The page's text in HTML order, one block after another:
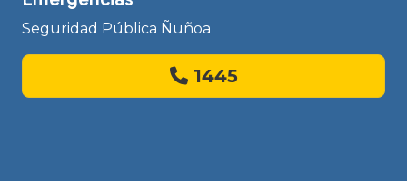
Seguridad Pública Ñuñoa
1445